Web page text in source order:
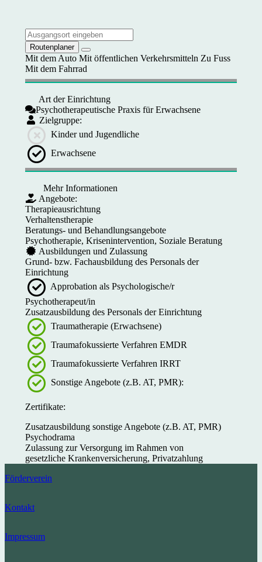
Routenplaner
Mit dem Auto Mit öffentlichen Verkehrsmitteln Zu Fuss
Mit dem Fahrrad
Art der Einrichtung
Psychotherapeutische Praxis für Erwachsene
Zielgruppe:
Kinder und Jugendliche
Erwachsene
Mehr Informationen
Angebote:
Therapieausrichtung
Verhaltenstherapie
Beratungs- und Behandlungsangebote
Psychotherapie, Krisenintervention, Soziale Beratung
Ausbildungen und Zulassung
Grund- bzw. Fachausbildung des Personals der
Einrichtung
Approbation als Psychologische/r
Psychotherapeut/in
Zusatzausbildung des Personals der Einrichtung
Traumatherapie (Erwachsene)
Traumafokussierte Verfahren EMDR
Traumafokussierte Verfahren IRRT
Sonstige Angebote (z.B. AT, PMR):
Zertifikate:
Zusatzausbildung sonstige Angebote (z.B. AT, PMR)
Psychodrama
Zulassung zur Versorgung im Rahmen von
gesetzliche Krankenversicherung, Privatzahlung
Förderverein
Kontakt
Impressum